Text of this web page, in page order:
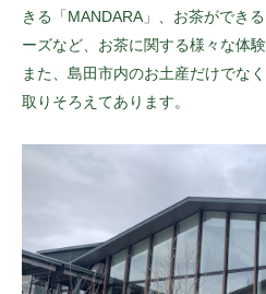
きる「MANDARA」、お茶ができ
ーズなど、お茶に関する様々な体験
また、島田市内のお土産だけでな
取りそろえてあります。